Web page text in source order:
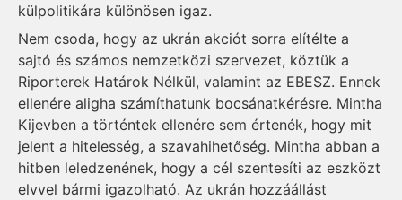
külpolitikára különösen igaz.
Nem csoda, hogy az ukrán akciót sorra elítélte a
sajtó és számos nemzetközi szervezet, köztük a
Riporterek Határok Nélkül, valamint az EBESZ. Ennek
ellenére aligha számíthatunk bocsánatkérésre. Mintha
Kijevben a történtek ellenére sem értenék, hogy mit
jelent a hitelesség, a szavahihetőség. Mintha abban a
hitben leledzenének, hogy a cél szentesíti az eszközt
elvvel bármi igazolható. Az ukrán hozzáállást